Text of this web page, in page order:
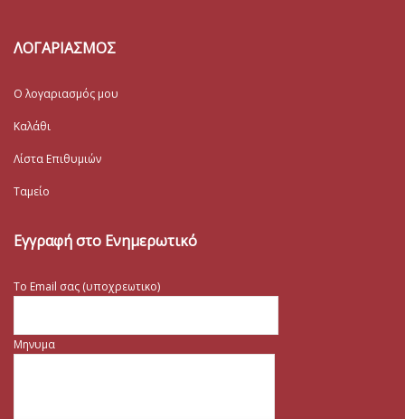
ΛΟΓΑΡΙΑΣΜΟΣ
Ο λογαριασμός μου
Καλάθι
Λίστα Επιθυμιών
Ταμείο
Εγγραφή στο Ενημερωτικό
Το Email σας (υποχρεωτικο)
Μηνυμα